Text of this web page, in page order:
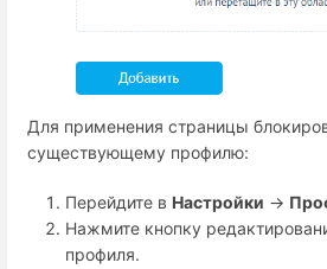
Для применения страницы
существующему профилю:
Перейдите в Настройки →
Нажмите кнопку
профиля.